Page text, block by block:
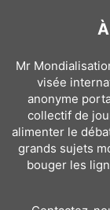
Mr
visée
anonyme
collectif de
alimenter le
grands sujets
bouger les